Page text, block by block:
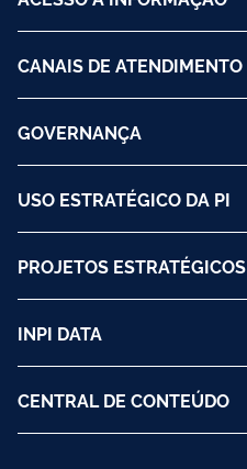
CANAIS DE ATENDIMENTO
GOVERNANÇA
USO ESTRATÉGICO DA PI
PROJETOS ESTRATÉGICOS
INPI DATA
CENTRAL DE CONTEÚDO